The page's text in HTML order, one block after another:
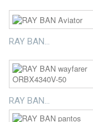
RAY BAN...
RAY BAN...